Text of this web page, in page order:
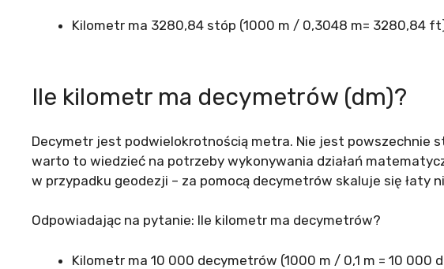
Kilometr ma 3280,84 stóp (1000 m / 0,3048 m= 3280,84
Ile kilometr ma decymetrów (dm)?
Decymetr jest podwielokrotnością metra. Nie jest powszechnie
warto to wiedzieć na potrzeby wykonywania działań
w przypadku geodezji – za pomocą decymetrów skaluje się łaty
Odpowiadając na pytanie: Ile kilometr ma decymetrów?
Kilometr ma 10 000 decymetrów (1000 m / 0,1 m = 10 000